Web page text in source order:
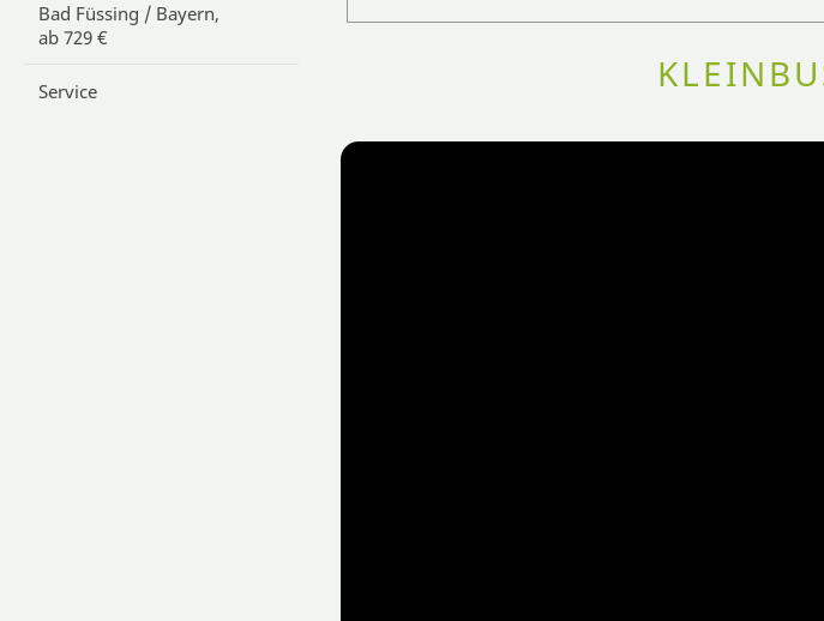
Bad Füssing / Bayern,
ab 729 €
Service